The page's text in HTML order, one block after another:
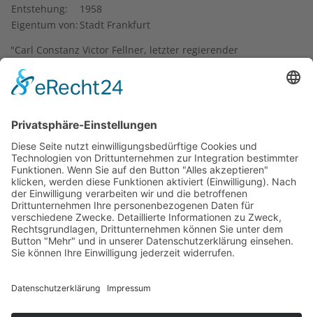
Entstehung:
1958
Eigentum von: Stadt Frankfurt
"Carl Constanz Victor Fellner, letzter regierender
Stelle am 24.7.1866 freiwillig aus dem Leben, weil er den
Verlust der städtischen Freiheit nicht ertragen konnte." So
entwarf.
bestimmt. Ein Jahr später kam es zur Besatzung der Freien
Reichsstadt durch die preußische Armee. Nachdem eine
erste Kontribution bezahlt worden war, forderten die
Preußen eine weitere Zahlung. Die gesetzgebende
Versammlung der Stadt lehnte dies ab. In der Folge
verlangten die Besatzer eine Namens- und Adressliste aller
Senatsmitglieder, um diese haftbar zu machen. Daraufhin
erhängte sich Fellner im Garten seines Hauses in der
Freiheit.
Text: Christine Taxer, 2021